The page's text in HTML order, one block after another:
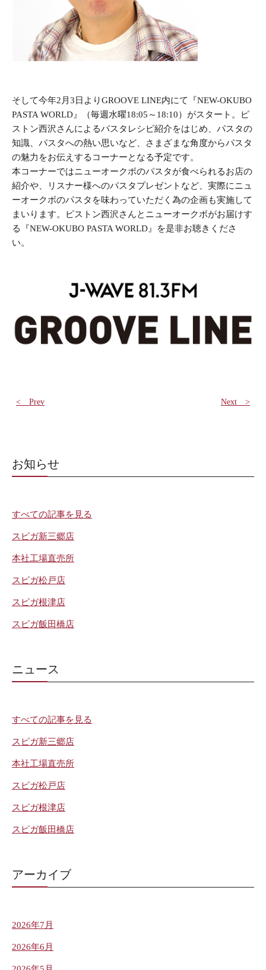
そして今年2月3日よりGROOVE LINE内にて『NEW-OKUBO
PASTA WORLD』（毎週水曜18:05～18:10）がスタート。ピ
ストン西沢さんによるパスタレシピ紹介をはじめ、パスタの
知識、パスタへの熱い思いなど、さまざまな角度からパスタ
の魅力をお伝えするコーナーとなる予定です。
本コーナーではニューオークボのパスタが食べられるお店の
紹介や、リスナー様へのパスタプレゼントなど、実際にニュ
ーオークボのパスタを味わっていただく為の企画も実施して
まいります。ピストン西沢さんとニューオークボがお届けす
る『NEW-OKUBO PASTA WORLD』を是非お聴きくださ
い。
< Prev Next >
お知らせ
すべての記事を見る
スピガ新三郷店
本社工場直売所
スピガ松戸店
スピガ根津店
スピガ飯田橋店
ニュース
すべての記事を見る
スピガ新三郷店
本社工場直売所
スピガ松戸店
スピガ根津店
スピガ飯田橋店
アーカイブ
2026年7月
2026年6月